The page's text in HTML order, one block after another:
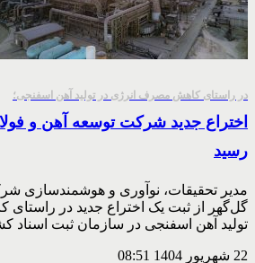
در راستای کاهش مصرف انرژی در تولید آهن اسفنجی؛
اختراع جدید شرکت توسعه آهن و
رسید
مدیر تحقیقات، نوآوری و هوشمندسازی
گل‌گهر از ثبت یک اختراع جدید در
تولید آهن اسفنجی در سازمان ثبت اسناد
22 شهریور 1404 08:51